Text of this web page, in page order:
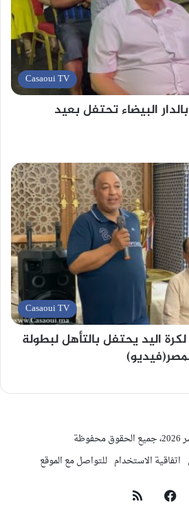
Casaoui TV
البيضاء تحتفل بعيد
Casaoui TV
اليد يحتفل بالتأهل لبطولة
اتفاقية الاستخدام للتواصل مع الموقع
فيسبوك